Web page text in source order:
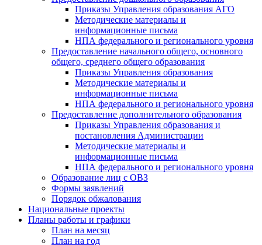
Приказы Управления образования АГО
Методические материалы и
информационные письма
НПА федерального и регионального уровня
Предоставление начального общего, основного
общего, среднего общего образования
Приказы Управления образования
Методические материалы и
информационные письма
НПА федерального и регионального уровня
Предоставление дополнительного образования
Приказы Управления образования и
постановления Администрации
Методические материалы и
информационные письма
НПА федерального и регионального уровня
Образование лиц с ОВЗ
Формы заявлений
Порядок обжалования
Национальные проекты
Планы работы и графики
План на месяц
План на год